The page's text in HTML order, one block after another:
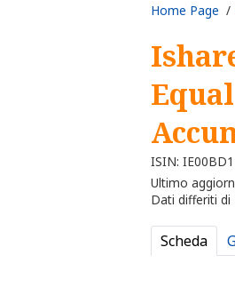
Home Page /
ISIN:
Ultimo
Dati differiti di
Scheda